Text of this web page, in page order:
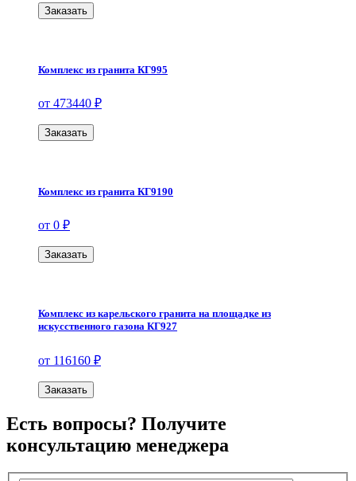
Заказать
Комплекс из гранита КГ995
от 473440 ₽
Заказать
Комплекс из гранита КГ9190
от 0 ₽
Заказать
Комплекс из карельского гранита на площадке из
искусственного газона КГ927
от 116160 ₽
Заказать
Есть вопросы? Получите
консультацию менеджера